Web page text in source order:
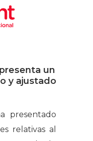
un
y ajustado
presentado
relativas al